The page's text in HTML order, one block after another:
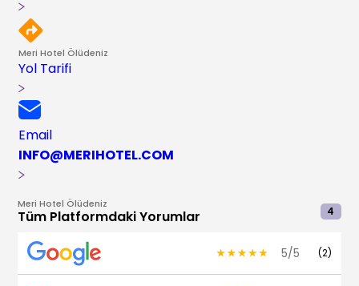
Meri Hotel Ölüdeniz
Yol Tarifi
Email
INFO@MERIHOTEL.COM
Meri Hotel Ölüdeniz
Tüm Platformdaki Yorumlar 4
5/5 (2)